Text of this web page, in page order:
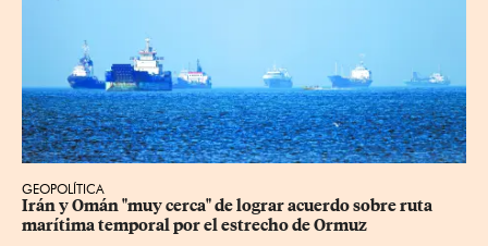
GEOPOLÍTICA
Irán y Omán "muy cerca" de lograr acuerdo sobre ruta
marítima temporal por el estrecho de Ormuz